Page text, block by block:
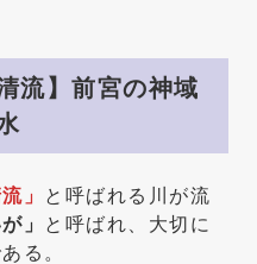
流】前宮の神域
」
と呼ばれる川が流
」
と呼ばれ、大切に
る。